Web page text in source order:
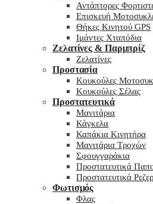
Αντάπτορες
Επισκευή
Θήκες Κινητού GPS
Ιμάντες Χταπόδια
Ζελατίνες & Παρμπρίζ
Ζελατίνες
Προστασία
Κουκούλες
Κουκούλες Σέλας
Προστατευτικά
Μανιτάρια
Κάγκελα
Καπάκια Κινητήρα
Μανιτάρια Τροχών
Σφουγγαράκια
Προστατευτικά
Προστατευτικά
Φωτισμός
Φλας